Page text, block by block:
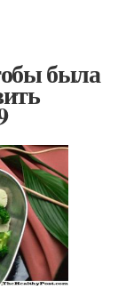
была